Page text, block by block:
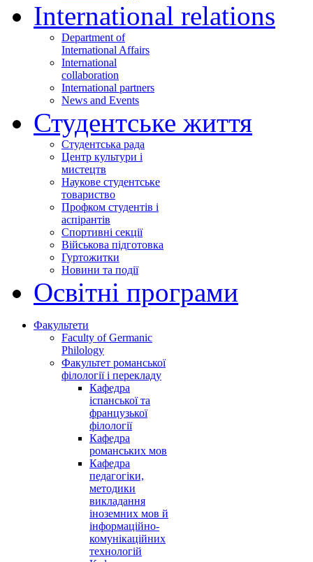
International relations
Department of
International Affairs
International
collaboration
International partners
News and Events
Студентське життя
Студентська рада
Центр культури і
мистецтв
Наукове студентське
товариство
Профком студентів і
аспірантів
Спортивні секції
Військова підготовка
Гуртожитки
Новини та події
Освітні програми
Факультети
Faculty of Germanic
Philology
Факультет романської
філології і перекладу
Кафедра
іспанської та
французької
філології
Кафедра
романських мов
Кафедра
педагогіки,
методики
викладання
іноземних мов й
інформаційно-
комунікаційних
технологій